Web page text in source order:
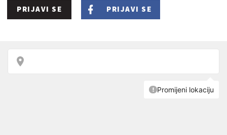
PRIJAVI SE PRIJAVI SE